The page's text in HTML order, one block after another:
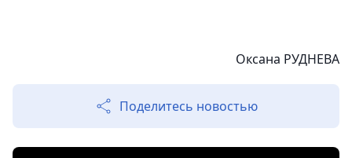
Оксана РУДНЕВА
Поделитесь новостью